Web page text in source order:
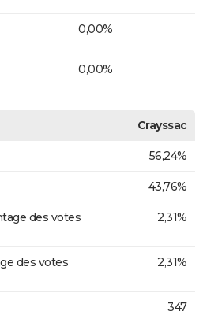
0,00%
0,00%
Crayssac
56,24%
43,76%
des votes
2,31%
des votes
2,31%
347